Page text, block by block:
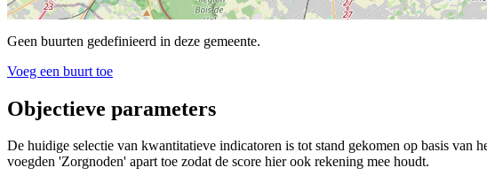
Geen buurten gedefinieerd in deze gemeente.
Voeg een buurt toe
Objectieve parameters
De huidige selectie van kwantitatieve indicatoren is tot stand gekomen op basis
voegden 'Zorgnoden' apart toe zodat de score hier ook rekening mee houdt.